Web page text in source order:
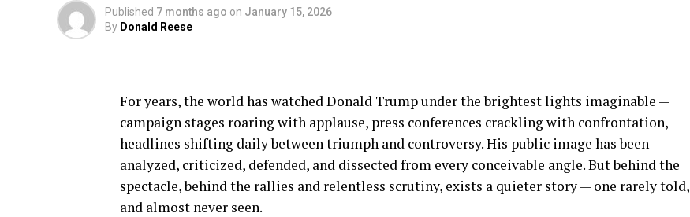
Published 7 months ago on January 15, 2026
By Donald Reese
For years, the world has watched Donald Trump under the brightest lights imaginable —
campaign stages roaring with applause, press conferences crackling with confrontation,
headlines shifting daily between triumph and controversy. His public image has been
analyzed, criticized, defended, and dissected from every conceivable angle. But behind the
spectacle, behind the rallies and relentless scrutiny, exists a quieter story — one rarely told,
and almost never seen.